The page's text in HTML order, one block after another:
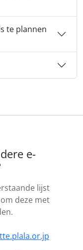
te plannen
e-
lijst
deze met